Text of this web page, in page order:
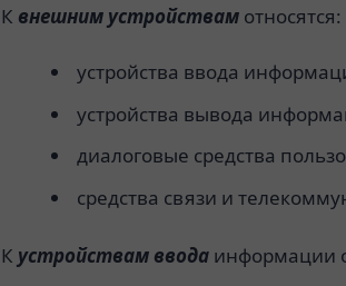
К внешним устройствам относятся:
устройства ввода
устройства вывода
диалоговые средства
средства связи и
К устройствам ввода информации